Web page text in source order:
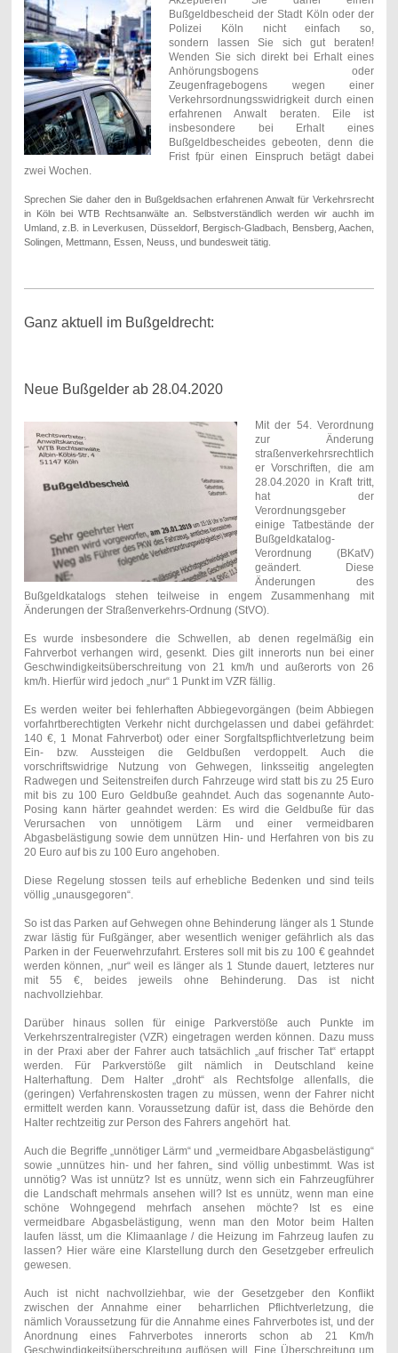
Bußgeldbescheid der Stadt Köln oder der
Polizei Köln nicht einfach so,
sondern lassen Sie sich gut beraten!
Wenden Sie sich direkt bei Erhalt eines
Anhörungsbogens oder
Zeugenfragebogens wegen einer
Verkehrsordnungsswidrigkeit durch einen
erfahrenen Anwalt beraten. Eile ist
insbesondere bei Erhalt eines
Bußgeldbescheides gebeoten, denn die
Frist fpür einen Einspruch betägt dabei
zwei Wochen.
Sprechen Sie daher den in Bußgeldsachen erfahrenen Anwalt für Verkehrsrecht
in Köln bei WTB Rechtsanwälte an. Selbstverständlich werden wir auchh im
Umland, z.B. in Leverkusen, Düsseldorf, Bergisch-Gladbach, Bensberg, Aachen,
Solingen, Mettmann, Essen, Neuss, und bundesweit tätig.
Ganz aktuell im Bußgeldrecht:
Neue Bußgelder ab 28.04.2020
Mit der 54. Verordnung
zur Änderung
straßenverkehrsrechtlich
er Vorschriften, die am
28.04.2020 in Kraft tritt,
hat der
Verordnungsgeber
einige Tatbestände der
Bußgeldkatalog-
Verordnung (BKatV)
geändert. Diese
Änderungen des
Bußgeldkatalogs stehen teilweise in engem Zusammenhang mit
Änderungen der Straßenverkehrs-Ordnung (StVO).
Es wurde insbesondere die Schwellen, ab denen regelmäßig ein
Fahrverbot verhangen wird, gesenkt. Dies gilt innerorts nun bei einer
Geschwindigkeitsüberschreitung von 21 km/h und außerorts von 26
km/h. Hierfür wird jedoch „nur“ 1 Punkt im VZR fällig.
Es werden weiter bei fehlerhaften Abbiegevorgängen (beim Abbiegen
vorfahrtberechtigten Verkehr nicht durchgelassen und dabei gefährdet:
140 €, 1 Monat Fahrverbot) oder einer Sorgfaltspflichtverletzung beim
Ein- bzw. Aussteigen die Geldbußen verdoppelt. Auch die
vorschriftswidrige Nutzung von Gehwegen, linksseitig angelegten
Radwegen und Seitenstreifen durch Fahrzeuge wird statt bis zu 25 Euro
mit bis zu 100 Euro Geldbuße geahndet. Auch das sogenannte Auto-
Posing kann härter geahndet werden: Es wird die Geldbuße für das
Verursachen von unnötigem Lärm und einer vermeidbaren
Abgasbelästigung sowie dem unnützen Hin- und Herfahren von bis zu
20 Euro auf bis zu 100 Euro angehoben.
Diese Regelung stossen teils auf erhebliche Bedenken und sind teils
völlig „unausgegoren“.
So ist das Parken auf Gehwegen ohne Behinderung länger als 1 Stunde
zwar lästig für Fußgänger, aber wesentlich weniger gefährlich als das
Parken in der Feuerwehrzufahrt. Ersteres soll mit bis zu 100 € geahndet
werden können, „nur“ weil es länger als 1 Stunde dauert, letzteres nur
mit 55 €, beides jeweils ohne Behinderung. Das ist nicht
nachvollziehbar.
Darüber hinaus sollen für einige Parkverstöße auch Punkte im
Verkehrszentralregister (VZR) eingetragen werden können. Dazu muss
in der Praxi aber der Fahrer auch tatsächlich „auf frischer Tat“ ertappt
werden. Für Parkverstöße gilt nämlich in Deutschland keine
Halterhaftung. Dem Halter „droht“ als Rechtsfolge allenfalls, die
(geringen) Verfahrenskosten tragen zu müssen, wenn der Fahrer nicht
ermittelt werden kann. Voraussetzung dafür ist, dass die Behörde den
Halter rechtzeitig zur Person des Fahrers angehört hat.
Auch die Begriffe „unnötiger Lärm“ und „vermeidbare Abgasbelästigung“
sowie „unnützes hin- und her fahren„ sind völlig unbestimmt. Was ist
unnötig? Was ist unnütz? Ist es unnütz, wenn sich ein Fahrzeugführer
die Landschaft mehrmals ansehen will? Ist es unnütz, wenn man eine
schöne Wohngegend mehrfach ansehen möchte? Ist es eine
vermeidbare Abgasbelästigung, wenn man den Motor beim Halten
laufen lässt, um die Klimaanlage / die Heizung im Fahrzeug laufen zu
lassen? Hier wäre eine Klarstellung durch den Gesetzgeber erfreulich
gewesen.
Auch ist nicht nachvollziehbar, wie der Gesetzgeber den Konflikt
zwischen der Annahme einer beharrlichen Pflichtverletzung, die
nämlich Voraussetzung für die Annahme eines Fahrverbotes ist, und der
Anordnung eines Fahrverbotes innerorts schon ab 21 Km/h